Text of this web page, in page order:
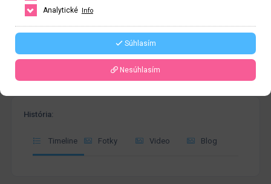
0 Počet sledujících
História:
Timeline Fotky Video Blog
Analytické Info
Súhlasím
Nesúhlasím